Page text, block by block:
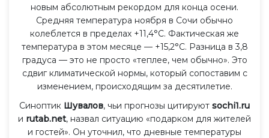
новым абсолютным рекордом для конца осени.
Средняя температура ноября в Сочи обычно
колеблется в пределах +11,4°C. Фактическая же
температура в этом месяце — +15,2°C. Разница в 3,8
градуса — это не просто «теплее, чем обычно». Это
сдвиг климатической нормы, который сопоставим с
изменением, происходящим за десятилетие.
Синоптик Шувалов, чьи прогнозы цитируют sochi1.ru
и rutab.net, назвал ситуацию «подарком для жителей
и гостей». Он уточнил, что дневные температуры